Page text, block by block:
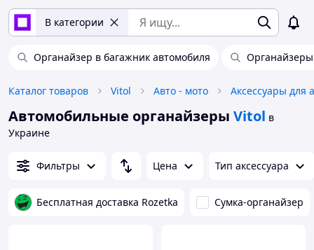
В категории
Органайзер в багажник автомобиля Органайзеры
Каталог товаров Vitol Авто - мото Аксессуары для
Автомобильные органайзеры Vitol в
Украине
Фильтры Цена Тип аксессуара
Бесплатная доставка Rozetka Сумка-органайзер